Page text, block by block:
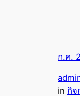
ก.ค.
in กิจ